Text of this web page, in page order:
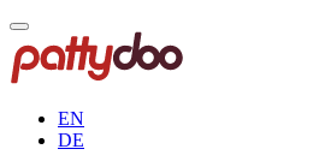
Direkt
zum
Inhalt
EN
DE